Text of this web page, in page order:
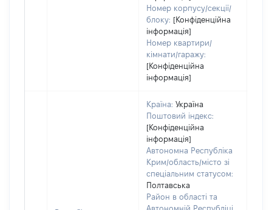
Номер корпусу/секції/
блоку: [Конфіденційна
інформація]
Номер квартири/
кімнати/гаражу:
[Конфіденційна
інформація]
Країна: Україна
Поштовий індекс:
[Конфіденційна
інформація]
Автономна Республіка
Крим/область/місто зі
спеціальним статусом:
Полтавська
Район в області та
Автономній Республіці